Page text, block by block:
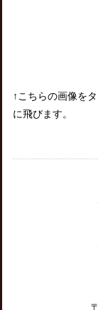
↑こちらの画像を
に飛びます。